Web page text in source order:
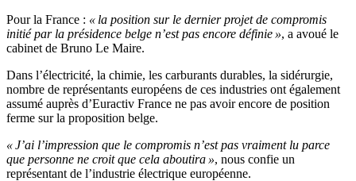
Pour la France : « la position sur le dernier projet de compromis
initié par la présidence belge n’est pas encore définie », a avoué le
cabinet de Bruno Le Maire.
Dans l’électricité, la chimie, les carburants durables, la sidérurgie,
nombre de représentants européens de ces industries ont également
assumé auprès d’Euractiv France ne pas avoir encore de position
ferme sur la proposition belge.
« J’ai l’impression que le compromis n’est pas vraiment lu parce
que personne ne croit que cela aboutira », nous confie un
représentant de l’industrie électrique européenne.